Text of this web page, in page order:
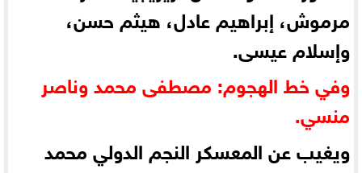
مرموش، إبراهيم عادل، هيثم حسن،
وإسلام عيسى.
وفي خط الهجوم: مصطفى محمد وناصر
منسي.
ويغيب عن المعسكر النجم الدولي محمد